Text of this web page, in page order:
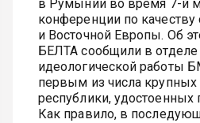
в Румынии во время 7-й
конференции по качеству
и Восточной Европы. Об
БЕЛТА сообщили в
идеологической работы
первым из числа крупных
республики, удостоенных
Как правило, в